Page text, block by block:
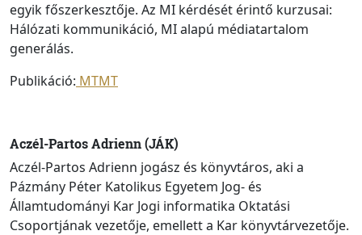
egyik főszerkesztője. Az MI kérdését érintő kurzusai:
Hálózati kommunikáció, MI alapú médiatartalom
generálás.
Publikáció: MTMT
Aczél-Partos Adrienn (JÁK)
Aczél-Partos Adrienn jogász és könyvtáros, aki a
Pázmány Péter Katolikus Egyetem Jog- és
Államtudományi Kar Jogi informatika Oktatási
Csoportjának vezetője, emellett a Kar könyvtárvezetője.